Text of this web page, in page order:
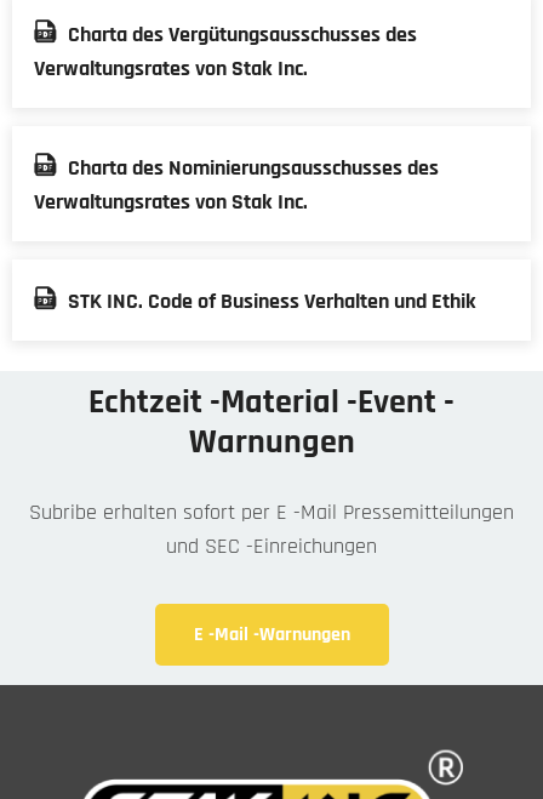
Charta des Vergütungsausschusses des
Verwaltungsrates von Stak Inc.
Charta des Nominierungsausschusses des
Verwaltungsrates von Stak Inc.
STK INC. Code of Business Verhalten und Ethik
Echtzeit -Material -Event -
Warnungen
Subribe erhalten sofort per E -Mail Pressemitteilungen
und SEC -Einreichungen
E -Mail -Warnungen